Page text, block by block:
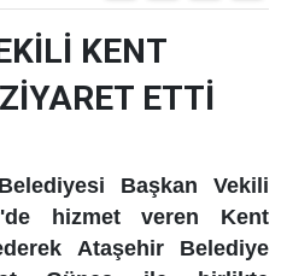
KENT
ETTİ
Başkan Vekili
hizmet veren Kent
Ataşehir Belediye